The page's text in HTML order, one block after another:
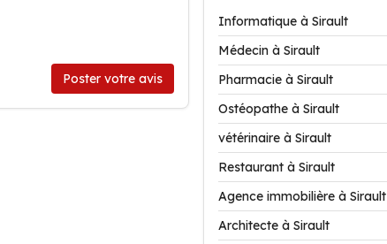
Poster votre avis
Informatique à Sirault
Médecin à Sirault
Pharmacie à Sirault
Ostéopathe à Sirault
vétérinaire à Sirault
Restaurant à Sirault
Agence immobilière à Sirault
Architecte à Sirault